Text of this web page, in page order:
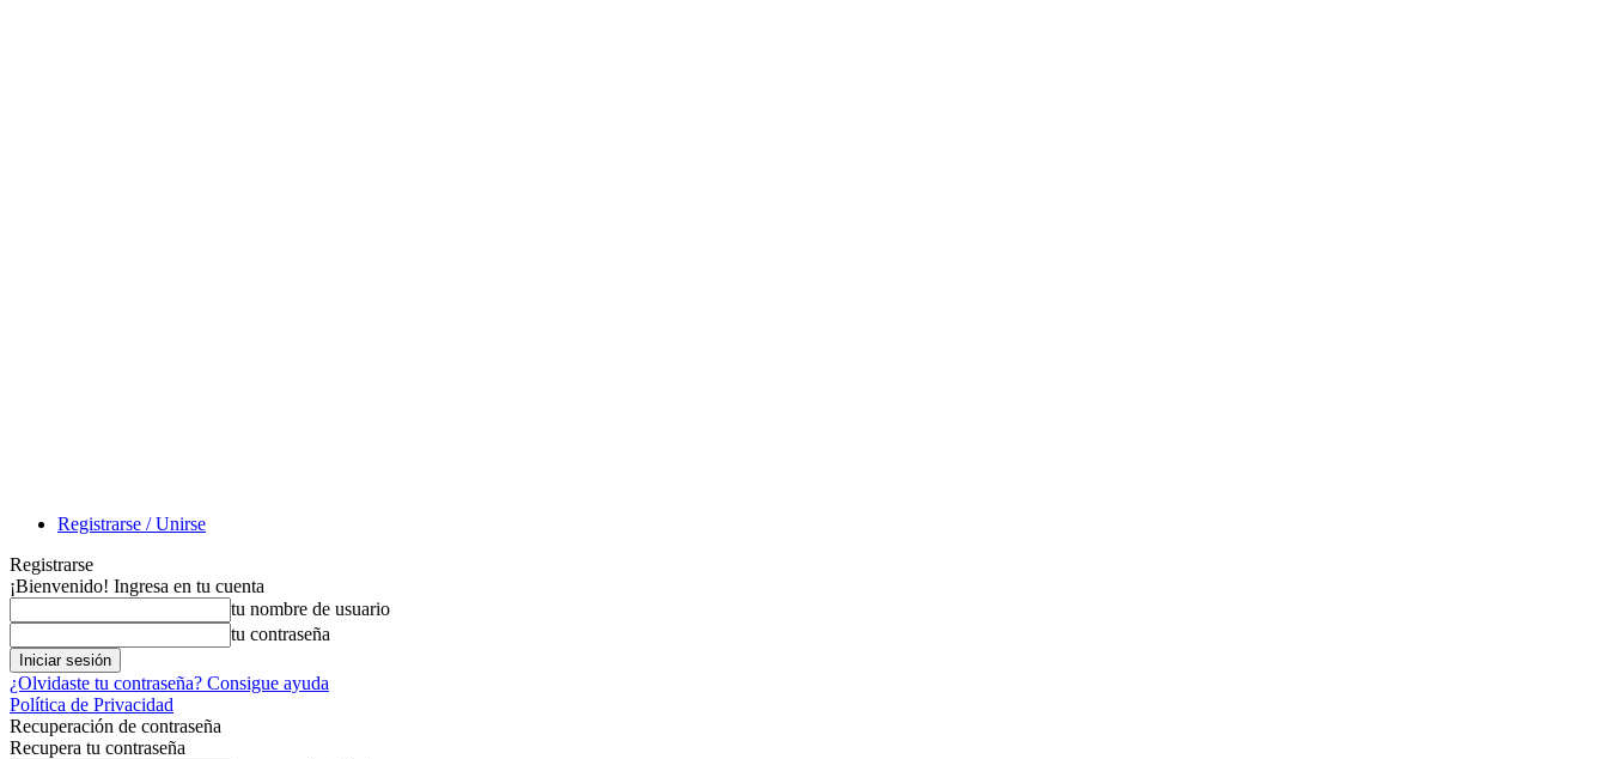
Registrarse / Unirse
Registrarse
¡Bienvenido! Ingresa en tu cuenta
tu nombre de usuario
tu contraseña
¿Olvidaste tu contraseña? Consigue ayuda
Política de Privacidad
Recuperación de contraseña
Recupera tu contraseña